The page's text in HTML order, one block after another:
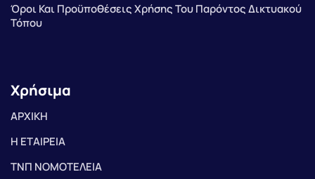
Όροι Και Προϋποθέσεις Χρήσης Του Παρόντος Δικτυακού
Τόπου
Χρήσιμα
ΑΡΧΙΚΗ
Η ΕΤΑΙΡΕΙΑ
ΤΝΠ ΝΟΜΟΤΕΛΕΙΑ